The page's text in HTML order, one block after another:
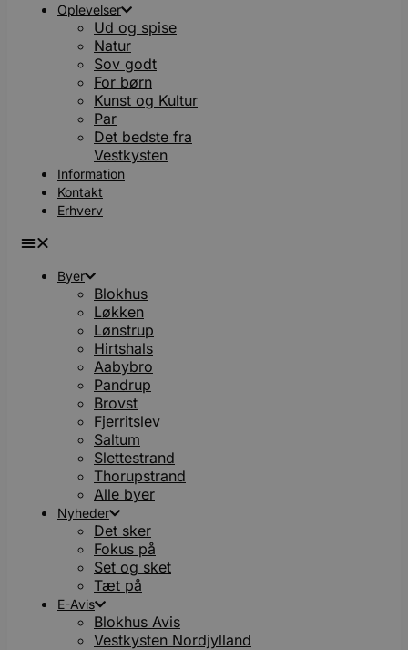
Oplevelser
Ud og spise
Natur
Sov godt
For børn
Kunst og Kultur
Par
Det bedste fra
Vestkysten
Information
Kontakt
Erhverv
Byer
Blokhus
Løkken
Lønstrup
Hirtshals
Aabybro
Pandrup
Brovst
Fjerritslev
Saltum
Slettestrand
Thorupstrand
Alle byer
Nyheder
Det sker
Fokus på
Set og sket
Tæt på
E-Avis
Blokhus Avis
Vestkysten Nordjylland